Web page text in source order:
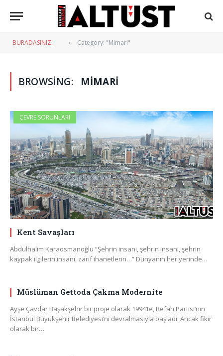
BURADASINIZ: » Category: "Mimari"
BROWSING: MIMARI
ÇEVRE SORUNLARI
Kent Savaşları
Abdulhalim Karaosmanoğlu “Şehrin insanı, şehrin insanı, şehrin
kaypak ilgilerin insanı, zarif ihanetlerin…” Dünyanın her yerinde…
Müslüman Gettoda Çakma Modernite
Ayşe Çavdar Başakşehir bir proje olarak 1994’te, Refah Partisi’nin
İstanbul Büyükşehir Belediyesi’ni devralmasıyla başladı. Ancak fikir
olarak bir…